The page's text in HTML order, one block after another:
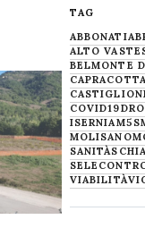
TAG
ABBONATI
ALTO
BELMONTE
COVID19
ISERNIAM5S
MOLISANO
SANITÀ
VIABILITÀ